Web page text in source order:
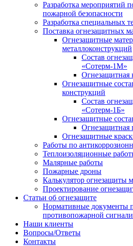
Разработка мероприятий
пожарной безопасности
Разработка специальных
Поставка огнезащитных
Огнезащитные
металлоконструкций
Состав
«Сотерм-1М»
Огнезащитные
конструкций
Состав
«Сотерм-1Б»
Огнезащитные
Огнезащитная
Огнезащитные
Работы по
Теплоизоляционные
Малярные работы
Пожарные дроны
Калькулятор огнезащиты
Проектирование
Статьи об огнезащите
Нормативные документы
противопожарной
Наши клиенты
Вопросы/Ответы
Контакты